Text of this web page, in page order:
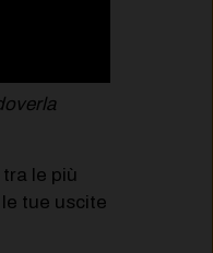
le più
tue uscite